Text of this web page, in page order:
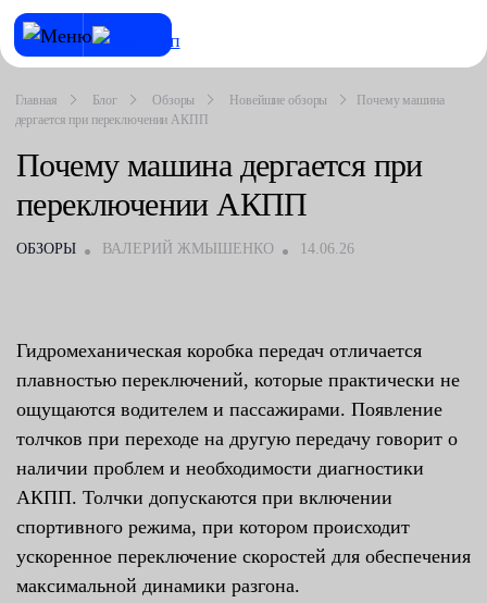
Главная Блог Обзоры Новейшие обзоры
Почему машина
дергается при переключении АКПП
Почему машина дергается при
переключении АКПП
ОБЗОРЫ ВАЛЕРИЙ ЖМЫШЕНКО 14.06.26
Гидромеханическая коробка передач отличается
плавностью переключений, которые практически не
ощущаются водителем и пассажирами. Появление
толчков при переходе на другую передачу говорит о
наличии проблем и необходимости диагностики
АКПП. Толчки допускаются при включении
спортивного режима, при котором происходит
ускоренное переключение скоростей для обеспечения
максимальной динамики разгона.